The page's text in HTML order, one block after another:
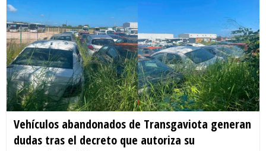
Vehículos abandonados de Transgaviota generan
dudas tras el decreto que autoriza su